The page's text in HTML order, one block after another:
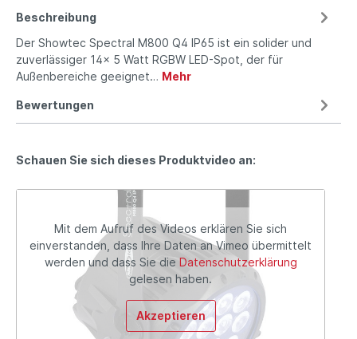
Beschreibung
Der Showtec Spectral M800 Q4 IP65 ist ein solider und
zuverlässiger 14x 5 Watt RGBW LED-Spot, der für
Außenbereiche geeignet… Mehr
Bewertungen
Schauen Sie sich dieses Produktvideo an:
Mit dem Aufruf des Videos erklären Sie sich
einverstanden, dass Ihre Daten an Vimeo übermittelt
werden und dass Sie die Datenschutzerklärung
gelesen haben.
Akzeptieren